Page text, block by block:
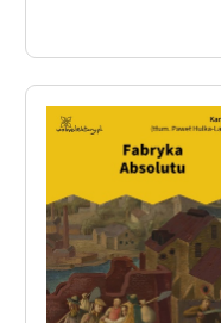
O projekcie
Zespół
Zasady wykorzystania
Wolnych Lektur
Logotypy